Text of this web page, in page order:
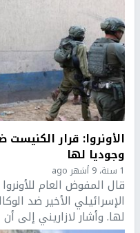
الأونروا: قرار
وجوديا لها
1 سنة، 9 أشهر ago
قال المفوض العام
الإسرائيلي الأخير ضد
لها. وأشار لازاريني إلى